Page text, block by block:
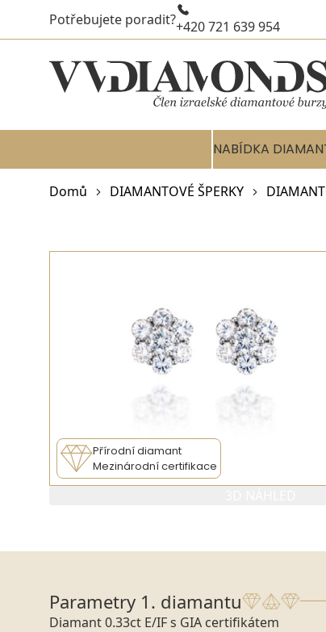
Potřebujete poradit?+420 721 639 954
NABÍDKA
Domů DIAMANTOVÉ ŠPERKY
Přírodní diamant
Mezinárodní certifikace
Parametry 1. diamantu
Diamant 0.33ct E/IF s GIA certifikátem